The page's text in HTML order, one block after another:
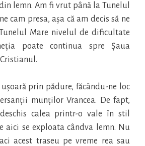
lemn. Am fi vrut până la Tunelul
cam presa, așa că am decis să ne
Mare nivelul de dificultate
poate continua spre Șaua
prin pădure, făcându-ne loc
munților Vrancea. De fapt,
calea printr-o vale în stil
aici se exploata cândva lemn. Nu
acest traseu pe vreme rea sau